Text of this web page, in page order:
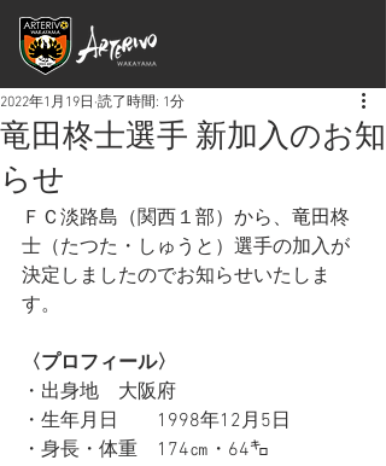
竜田柊士選手 新加入のお知
らせ
2022年1月19日 読了時間: 1分
ＦＣ淡路島（関西１部）から、竜田柊
士（たつた・しゅうと）選手の加入が
決定しましたのでお知らせいたしま
す。
〈プロフィール〉
・出身地　大阪府
・生年月日　　1998年12月5日
・身長・体重　174㎝・64㌔